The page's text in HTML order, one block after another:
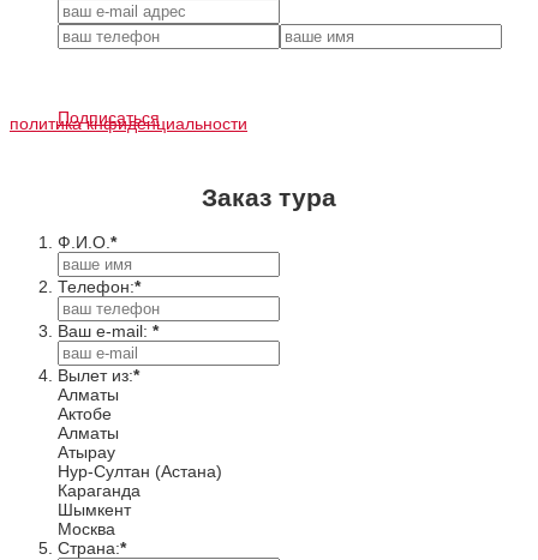
политика кнфиденциальности
Подписаться
Заказ тура
Ф.И.О.*
Телефон:*
Ваш e-mail: *
Вылет из:*
Алматы
Актобе
Алматы
Атырау
Нур-Султан (Астана)
Караганда
Шымкент
Москва
Cтрана:*